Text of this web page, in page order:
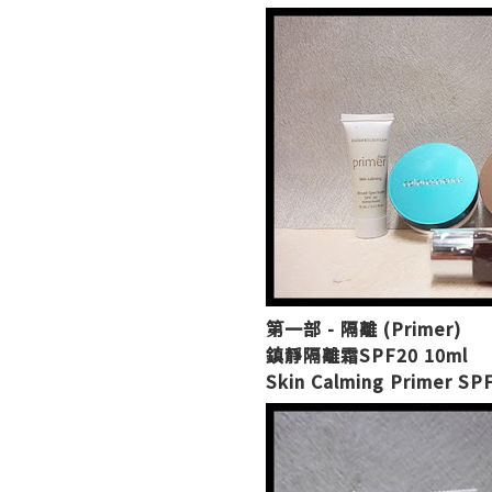
第一部 - 隔離 (Primer)
鎮靜隔離霜SPF20 10ml
Skin Calming Primer